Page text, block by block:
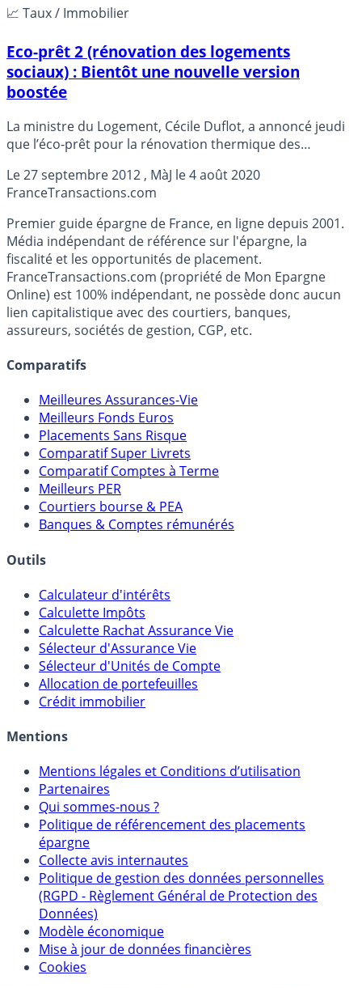
📈 Taux / Immobilier
Eco-prêt 2 (rénovation des logements
sociaux) : Bientôt une nouvelle version
boostée
La ministre du Logement, Cécile Duflot, a annoncé jeudi
que l’éco-prêt pour la rénovation thermique des
l’Environnement, serait amélioré,
Le27 septembre 2012 , MàJ le4 août 2020
FranceTransactions.com
Premier guide épargne de France, en ligne depuis 2001.
Média indépendant de référence sur l'épargne, la
fiscalité et les opportunités de placement.
FranceTransactions.com (propriété de Mon Epargne
Online) est 100% indépendant, ne possède donc aucun
lien capitalistique avec des courtiers, banques,
assureurs, sociétés de gestion, CGP, etc.
Comparatifs
Meilleures Assurances-Vie
Meilleurs Fonds Euros
Placements Sans Risque
Comparatif Super Livrets
Comparatif Comptes à Terme
Meilleurs PER
Courtiers bourse & PEA
Banques & Comptes rémunérés
Outils
Calculateur d'intérêts
Calculette Impôts
Calculette Rachat Assurance Vie
Sélecteur d'Assurance Vie
Sélecteur d'Unités de Compte
Allocation de portefeuilles
Crédit immobilier
Mentions
Mentions légales et Conditions d’utilisation
Partenaires
Qui sommes-nous ?
Politique de référencement des placements
épargne
Collecte avis internautes
Politique de gestion des données personnelles
(RGPD - Règlement Général de Protection des
Données)
Modèle économique
Mise à jour de données financières
Cookies